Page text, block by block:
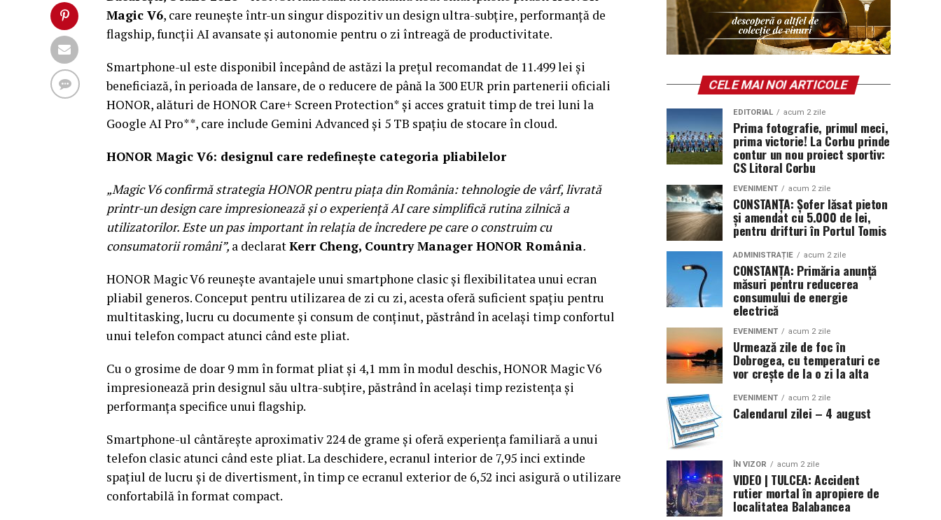
Magic V6, care reunește într-un singur dispozitiv un design ultra-subțire, performanță de
flagship, funcții AI avansate și autonomie pentru o zi întreagă de productivitate.
Smartphone-ul este disponibil începând de astăzi la prețul recomandat de 11.499 lei și
beneficiază, în perioada de lansare, de o reducere de până la 300 EUR prin partenerii oficiali
HONOR, alături de HONOR Care+ Screen Protection* și acces gratuit timp de trei luni la
Google AI Pro**, care include Gemini Advanced și 5 TB spațiu de stocare în cloud.
HONOR Magic V6: designul care redefinește categoria pliabilelor
„Magic V6 confirmă strategia HONOR pentru piața din România: tehnologie de vârf, livrată
printr-un design care impresionează și o experiență AI care simplifică rutina zilnică a
utilizatorilor. Este un pas important în relația de încredere pe care o construim cu
consumatorii români”, a declaratKerr Cheng, Country Manager HONOR România.
HONOR Magic V6 reunește avantajele unui smartphone clasic și flexibilitatea unui ecran
pliabil generos. Conceput pentru utilizarea de zi cu zi, acesta oferă suficient spațiu pentru
multitasking, lucru cu documente și consum de conținut, păstrând în același timp confortul
unui telefon compact atunci când este pliat.
Cu o grosime de doar 9 mm în format pliat și 4,1 mm în modul deschis, HONOR Magic V6
impresionează prin designul său ultra-subțire, păstrând în același timp rezistența și
performanța specifice unui flagship.
Smartphone-ul cântărește aproximativ 224 de grame și oferă experiența familiară a unui
telefon clasic atunci când este pliat. La deschidere, ecranul interior de 7,95 inci extinde
spațiul de lucru și de divertisment, în timp ce ecranul exterior de 6,52 inci asigură o utilizare
confortabilă în format compact.
CELE MAI NOI ARTICOLE
EDITORIAL acum 2 zile
Prima fotografie, primul meci,
prima victorie! La Corbu prinde
contur un nou proiect sportiv:
CS Litoral Corbu
EVENIMENT acum 2 zile
CONSTANȚA: Șofer lăsat pieton
și amendat cu 5.000 de lei,
pentru drifturi în Portul Tomis
ADMINISTRAȚIE acum 2 zile
CONSTANȚA: Primăria anunță
măsuri pentru reducerea
consumului de energie
electrică
EVENIMENT acum 2 zile
Urmează zile de foc în
Dobrogea, cu temperaturi ce
vor crește de la o zi la alta
EVENIMENT acum 2 zile
Calendarul zilei – 4 august
ÎN VIZOR acum 2 zile
VIDEO | TULCEA: Accident
rutier mortal în apropiere de
localitatea Balabancea